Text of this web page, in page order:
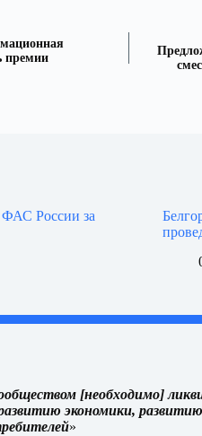
премии
ФАС России за
[необходимо]
экономики,
»